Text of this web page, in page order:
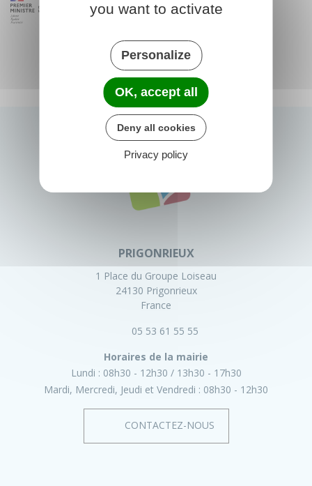
PRIGONRIEUX
1 Place du Groupe Loiseau
24130 Prigonrieux
France
05 53 61 55 55
Horaires de la mairie
Lundi : 08h30 - 12h30
13h30 - 17h30
Mardi, Mercredi, Jeudi et Vendredi : 08h30 - 12h30
CONTACTEZ-NOUS
you want to activate
Personalize
OK, accept all
Deny all cookies
Privacy policy